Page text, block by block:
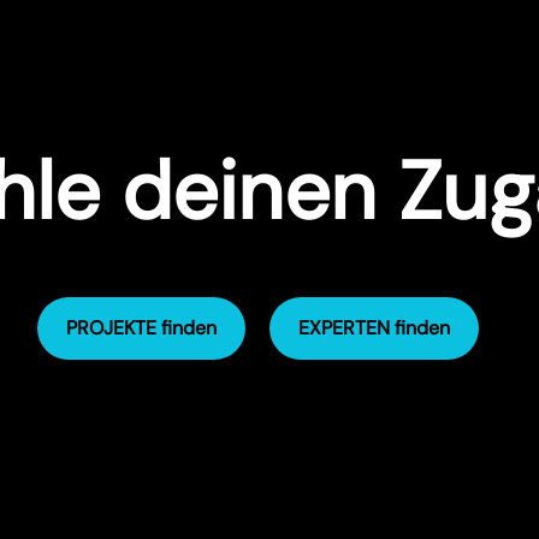
deinen
PROJEKTE finden EXPERTEN finden